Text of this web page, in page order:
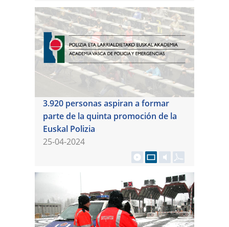
3.920 personas aspiran a formar
parte de la quinta promoción de la
Euskal Polizia
25-04-2024